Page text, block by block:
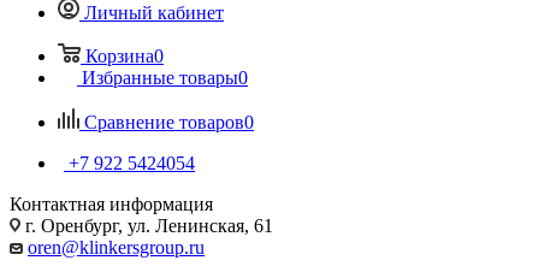
Личный кабинет
Корзина0
Избранные товары0
Сравнение товаров0
+7 922 5424054
Контактная информация
г. Оренбург, ул. Ленинская, 61
oren@klinkersgroup.ru